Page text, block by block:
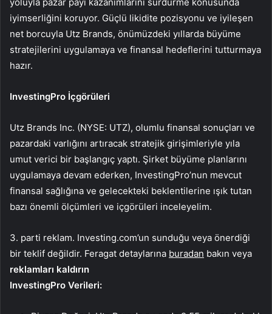
iyimserliğini koruyor. Güçlü likidite pozisyonu ve iyileşen
net borcuyla Utz Brands, önümüzdeki yıllarda büyüme
stratejilerini uygulamaya ve finansal hedeflerini tutturmaya
hazır.
InvestingPro İçgörüleri
Utz Brands Inc. (NYSE: UTZ), olumlu finansal sonuçları ve
pazardaki varlığını artıracak stratejik girişimleriyle yıla
umut verici bir başlangıç yaptı. Şirket büyüme planlarını
uygulamaya devam ederken, InvestingPro’nun mevcut
finansal sağlığına ve gelecekteki beklentilerine ışık tutan
bazı önemli ölçümleri ve içgörüleri inceleyelim.
3. parti reklam. Investing.com’un sunduğu veya önerdiği
bir teklif değildir. Feragat detaylarına buradan bakın veya
reklamları kaldırın
InvestingPro Verileri: